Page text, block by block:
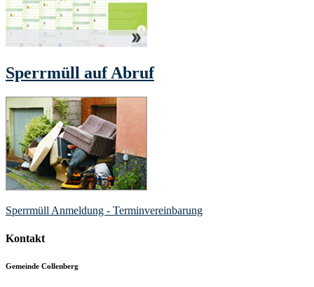
Sperrmüll auf Abruf
Sperrmüll Anmeldung - Terminvereinbarung
Kontakt
Gemeinde Collenberg